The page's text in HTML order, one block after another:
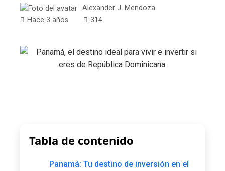
Alexander J. Mendoza
Hace 3 años
314
Tabla de contenido
Panamá: Tu destino de inversión en el